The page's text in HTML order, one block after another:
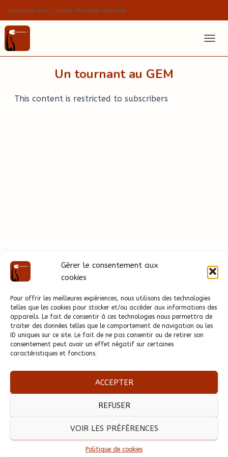
Gérer le consentement aux
cookies
Pour offrir les meilleures expériences, nous utilisons des technologies
telles que les cookies pour stocker et/ou accéder aux informations des
appareils. Le fait de consentir à ces technologies nous permettra de
traiter des données telles que le comportement de navigation ou les
ID uniques sur ce site. Le fait de ne pas consentir ou de retirer son
consentement peut avoir un effet négatif sur certaines
caractéristiques et fonctions.
ACCEPTER
REFUSER
VOIR LES PRÉFÉRENCES
Politique de cookies
Connexion plus - Groupe d'entraide mutuelle
Un tournant au GEM
This content is restricted to subscribers
Gem Connexion Plus
- Groupe d'entraide mutuelle - 9, rue
Saint Germain l'Auxerrois - 75001 Paris - 01 42 33 40 57 -
06 50 70 68 74 - secretariat[at]gem-connexion.fr